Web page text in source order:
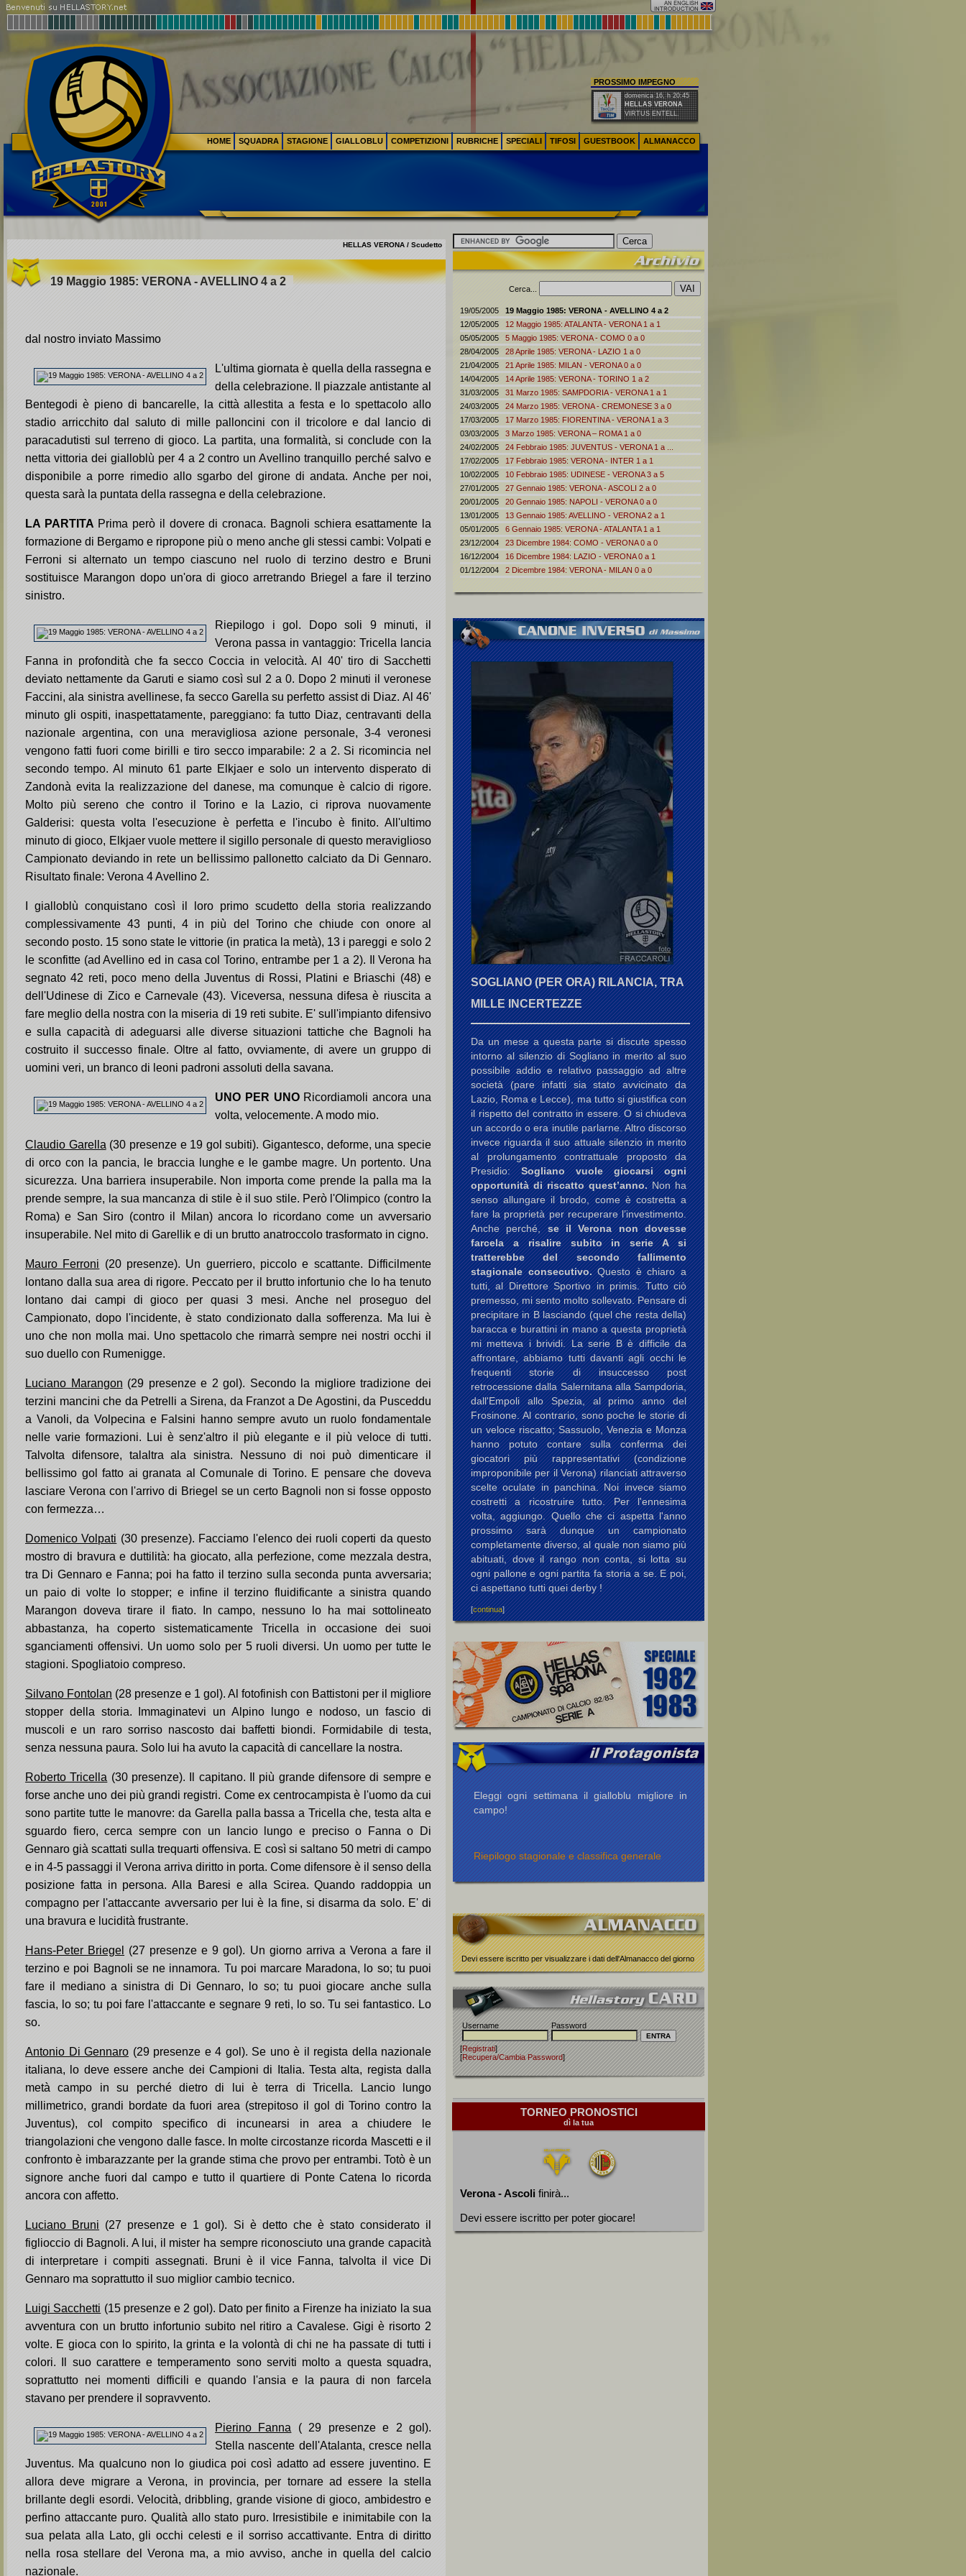
PROSSIMO IMPEGNO
domenica 16, h 20:45
HELLAS VERONA
VIRTUS ENTELL.
HELLAS VERONA / Scudetto
19 Maggio 1985: VERONA - AVELLINO 4 a 2
dal nostro inviato Massimo
L'ultima giornata è quella della rassegna e
della celebrazione. Il piazzale antistante al
Bentegodi è pieno di bancarelle, la città allestita a festa e lo spettacolo allo
stadio arricchito dal saluto di mille palloncini con il tricolore e dal lancio di
paracadutisti sul terreno di gioco. La partita, una formalità, si conclude con la
netta vittoria dei gialloblù per 4 a 2 contro un Avellino tranquillo perché salvo e
disponibile a porre rimedio allo sgarbo del girone di andata. Anche per noi,
questa sarà la puntata della rassegna e della celebrazione.
LA PARTITA Prima però il dovere di cronaca. Bagnoli schiera esattamente la
formazione di Bergamo e ripropone più o meno anche gli stessi cambi: Volpati e
Ferroni si alternato un tempo ciascuno nel ruolo di terzino destro e Bruni
sostituisce Marangon dopo un'ora di gioco arretrando Briegel a fare il terzino
sinistro.
Riepilogo i gol. Dopo soli 9 minuti, il
Verona passa in vantaggio: Tricella lancia
Fanna in profondità che fa secco Coccia in velocità. Al 40' tiro di Sacchetti
deviato nettamente da Garuti e siamo così sul 2 a 0. Dopo 2 minuti il veronese
Faccini, ala sinistra avellinese, fa secco Garella su perfetto assist di Diaz. Al 46'
minuto gli ospiti, inaspettatamente, pareggiano: fa tutto Diaz, centravanti della
nazionale argentina, con una meravigliosa azione personale, 3-4 veronesi
vengono fatti fuori come birilli e tiro secco imparabile: 2 a 2. Si ricomincia nel
secondo tempo. Al minuto 61 parte Elkjaer e solo un intervento disperato di
Zandonà evita la realizzazione del danese, ma comunque è calcio di rigore.
Molto più sereno che contro il Torino e la Lazio, ci riprova nuovamente
Galderisi: questa volta l'esecuzione è perfetta e l'incubo è finito. All'ultimo
minuto di gioco, Elkjaer vuole mettere il sigillo personale di questo meraviglioso
Campionato deviando in rete un bellissimo pallonetto calciato da Di Gennaro.
Risultato finale: Verona 4 Avellino 2.
I gialloblù conquistano così il loro primo scudetto della storia realizzando
complessivamente 43 punti, 4 in più del Torino che chiude con onore al
secondo posto. 15 sono state le vittorie (in pratica la metà), 13 i pareggi e solo 2
le sconfitte (ad Avellino ed in casa col Torino, entrambe per 1 a 2). Il Verona ha
segnato 42 reti, poco meno della Juventus di Rossi, Platini e Briaschi (48) e
dell'Udinese di Zico e Carnevale (43). Viceversa, nessuna difesa è riuscita a
fare meglio della nostra con la miseria di 19 reti subite. E' sull'impianto difensivo
e sulla capacità di adeguarsi alle diverse situazioni tattiche che Bagnoli ha
costruito il successo finale. Oltre al fatto, ovviamente, di avere un gruppo di
uomini veri, un branco di leoni padroni assoluti della savana.
UNO PER UNORicordiamoli ancora una
volta, velocemente. A modo mio.
Claudio Garella (30 presenze e 19 gol subiti). Gigantesco, deforme, una specie
di orco con la pancia, le braccia lunghe e le gambe magre. Un portento. Una
sicurezza. Una barriera insuperabile. Non importa come prende la palla ma la
prende sempre, la sua mancanza di stile è il suo stile. Però l'Olimpico (contro la
Roma) e San Siro (contro il Milan) ancora lo ricordano come un avversario
insuperabile. Nel mito di Garellik e di un brutto anatroccolo trasformato in cigno.
Mauro Ferroni (20 presenze). Un guerriero, piccolo e scattante. Difficilmente
lontano dalla sua area di rigore. Peccato per il brutto infortunio che lo ha tenuto
lontano dai campi di gioco per quasi 3 mesi. Anche nel proseguo del
Campionato, dopo l'incidente, è stato condizionato dalla sofferenza. Ma lui è
uno che non molla mai. Uno spettacolo che rimarrà sempre nei nostri occhi il
suo duello con Rumenigge.
Luciano Marangon (29 presenze e 2 gol). Secondo la migliore tradizione dei
terzini mancini che da Petrelli a Sirena, da Franzot a De Agostini, da Pusceddu
a Vanoli, da Volpecina e Falsini hanno sempre avuto un ruolo fondamentale
nelle varie formazioni. Lui è senz'altro il più elegante e il più veloce di tutti.
Talvolta difensore, talaltra ala sinistra. Nessuno di noi può dimenticare il
bellissimo gol fatto ai granata al Comunale di Torino. E pensare che doveva
lasciare Verona con l'arrivo di Briegel se un certo Bagnoli non si fosse opposto
con fermezza…
Domenico Volpati (30 presenze). Facciamo l'elenco dei ruoli coperti da questo
mostro di bravura e duttilità: ha giocato, alla perfezione, come mezzala destra,
tra Di Gennaro e Fanna; poi ha fatto il terzino sulla seconda punta avversaria;
un paio di volte lo stopper; e infine il terzino fluidificante a sinistra quando
Marangon doveva tirare il fiato. In campo, nessuno lo ha mai sottolineato
abbastanza, ha coperto sistematicamente Tricella in occasione dei suoi
sganciamenti offensivi. Un uomo solo per 5 ruoli diversi. Un uomo per tutte le
stagioni. Spogliatoio compreso.
Silvano Fontolan (28 presenze e 1 gol). Al fotofinish con Battistoni per il migliore
stopper della storia. Immaginatevi un Alpino lungo e nodoso, un fascio di
muscoli e un raro sorriso nascosto dai baffetti biondi. Formidabile di testa,
senza nessuna paura. Solo lui ha avuto la capacità di cancellare la nostra.
Roberto Tricella (30 presenze). Il capitano. Il più grande difensore di sempre e
forse anche uno dei più grandi registri. Come ex centrocampista è l'uomo da cui
sono partite tutte le manovre: da Garella palla bassa a Tricella che, testa alta e
sguardo fiero, cerca sempre con un lancio lungo e preciso o Fanna o Di
Gennaro già scattati sulla trequarti offensiva. E così si saltano 50 metri di campo
e in 4-5 passaggi il Verona arriva diritto in porta. Come difensore è il senso della
posizione fatta in persona. Alla Baresi e alla Scirea. Quando raddoppia un
compagno per l'attaccante avversario per lui è la fine, si disarma da solo. E' di
una bravura e lucidità frustrante.
Hans-Peter Briegel
(27 presenze e 9 gol). Un giorno arriva a Verona a fare il
terzino e poi Bagnoli se ne innamora. Tu poi marcare Maradona, lo so; tu puoi
fare il mediano a sinistra di Di Gennaro, lo so; tu puoi giocare anche sulla
fascia, lo so; tu poi fare l'attaccante e segnare 9 reti, lo so. Tu sei fantastico. Lo
so.
Antonio Di Gennaro (29 presenze e 4 gol). Se uno è il regista della nazionale
italiana, lo deve essere anche dei Campioni di Italia. Testa alta, regista dalla
metà campo in su perché dietro di lui è terra di Tricella. Lancio lungo
millimetrico, grandi bordate da fuori area (strepitoso il gol di Torino contro la
Juventus), col compito specifico di incunearsi in area a chiudere le
triangolazioni che vengono dalle fasce. In molte circostanze ricorda Mascetti e il
confronto è imbarazzante per la grande stima che provo per entrambi. Totò è un
signore anche fuori dal campo e tutto il quartiere di Ponte Catena lo ricorda
ancora con affetto.
Luciano Bruni (27 presenze e 1 gol). Si è detto che è stato considerato il
figlioccio di Bagnoli. A lui, il mister ha sempre riconosciuto una grande capacità
di interpretare i compiti assegnati. Bruni è il vice Fanna, talvolta il vice Di
Gennaro ma soprattutto il suo miglior cambio tecnico.
Luigi Sacchetti (15 presenze e 2 gol). Dato per finito a Firenze ha iniziato la sua
avventura con un brutto infortunio subito nel ritiro a Cavalese. Gigi è risorto 2
volte. E gioca con lo spirito, la grinta e la volontà di chi ne ha passate di tutti i
colori. Il suo carattere e temperamento sono serviti molto a questa squadra,
soprattutto nei momenti difficili e quando l'ansia e la paura di non farcela
stavano per prendere il sopravvento.
Pierino Fanna ( 29 presenze e 2 gol).
Stella nascente dell'Atalanta, cresce nella
Juventus. Ma qualcuno non lo giudica poi così adatto ad essere juventino. E
allora deve migrare a Verona, in provincia, per tornare ad essere la stella
brillante degli esordi. Velocità, dribbling, grande visione di gioco, ambidestro e
perfino attaccante puro. Qualità allo stato puro. Irresistibile e inimitabile con la
sua pelata alla Lato, gli occhi celesti e il sorriso accattivante. Entra di diritto
nella rosa stellare del Verona ma, a mio avviso, anche in quella del calcio
nazionale.
Cerca...
19/05/2005 19 Maggio 1985: VERONA - AVELLINO 4 a 2
12/05/2005 12 Maggio 1985: ATALANTA - VERONA 1 a 1
05/05/2005 5 Maggio 1985: VERONA - COMO 0 a 0
28/04/2005 28 Aprile 1985: VERONA - LAZIO 1 a 0
21/04/2005 21 Aprile 1985: MILAN - VERONA 0 a 0
14/04/2005 14 Aprile 1985: VERONA - TORINO 1 a 2
31/03/2005 31 Marzo 1985: SAMPDORIA - VERONA 1 a 1
24/03/2005 24 Marzo 1985: VERONA - CREMONESE 3 a 0
17/03/2005 17 Marzo 1985: FIORENTINA - VERONA 1 a 3
03/03/2005 3 Marzo 1985: VERONA – ROMA 1 a 0
24/02/2005 24 Febbraio 1985: JUVENTUS - VERONA 1 a ...
17/02/2005 17 Febbraio 1985: VERONA - INTER 1 a 1
10/02/2005 10 Febbraio 1985: UDINESE - VERONA 3 a 5
27/01/2005 27 Gennaio 1985: VERONA - ASCOLI 2 a 0
20/01/2005 20 Gennaio 1985: NAPOLI - VERONA 0 a 0
13/01/2005 13 Gennaio 1985: AVELLINO - VERONA 2 a 1
05/01/2005 6 Gennaio 1985: VERONA - ATALANTA 1 a 1
23/12/2004 23 Dicembre 1984: COMO - VERONA 0 a 0
16/12/2004 16 Dicembre 1984: LAZIO - VERONA 0 a 1
01/12/2004 2 Dicembre 1984: VERONA - MILAN 0 a 0
SOGLIANO (PER ORA) RILANCIA, TRA
MILLE INCERTEZZE
Da un mese a questa parte si discute spesso
intorno al silenzio di Sogliano in merito al suo
possibile addio e relativo passaggio ad altre
società (pare infatti sia stato avvicinato da
Lazio, Roma e Lecce), ma tutto si giustifica con
il rispetto del contratto in essere. O si chiudeva
un accordo o era inutile parlarne. Altro discorso
invece riguarda il suo attuale silenzio in merito
al prolungamento contrattuale proposto da
Presidio:Sogliano vuole giocarsi ogni
opportunità di riscatto quest’anno.Non ha
senso allungare il brodo, come è costretta a
fare la proprietà per recuperare l’investimento.
Anche perché,se il Verona non dovesse
farcela a risalire subito in serie A si
tratterebbe del secondo fallimento
stagionale consecutivo.Questo è chiaro a
tutti, al Direttore Sportivo in primis. Tutto ciò
premesso, mi sento molto sollevato. Pensare di
precipitare in B lasciando (quel che resta della)
baracca e burattini in mano a questa proprietà
mi metteva i brividi. La serie B è difficile da
affrontare, abbiamo tutti davanti agli occhi le
frequenti storie di insuccesso post
retrocessione dalla Salernitana alla Sampdoria,
dall'Empoli allo Spezia, al primo anno del
Frosinone. Al contrario, sono poche le storie di
un veloce riscatto; Sassuolo, Venezia e Monza
hanno potuto contare sulla conferma dei
giocatori più rappresentativi (condizione
improponibile per il Verona) rilanciati attraverso
scelte oculate in panchina. Noi invece siamo
costretti a ricostruire tutto. Per l'ennesima
volta, aggiungo. Quello che ci aspetta l'anno
prossimo sarà dunque un campionato
completamente diverso, al quale non siamo più
abituati, dove il rango non conta, si lotta su
ogni pallone e ogni partita fa storia a se. E poi,
ci aspettano tutti quei derby !
[continua]
Eleggi ogni settimana il gialloblu migliore in
campo!
Riepilogo stagionale e classifica generale
Devi essere iscritto per visualizzare i dati dell'Almanacco del giorno
Username Password
[Registrati]
[Recupera/Cambia Password]
TORNEO PRONOSTICI
dì la tua
Verona - Ascoli finirà...
Devi essere iscritto per poter giocare!
HOME SQUADRA STAGIONE GIALLOBLU COMPETIZIONI RUBRICHE SPECIALI TIFOSI GUESTBOOK ALMANACCO